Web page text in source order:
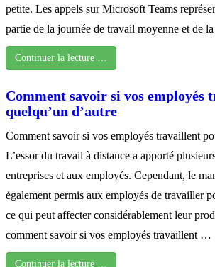
petite. Les appels sur Microsoft Teams
partie de la journée de travail moyenne et de
Continuer la lecture …
Comment savoir si vos employés
quelqu’un d’autre
Comment savoir si vos employés travaillent
L’essor du travail à distance a apporté
entreprises et aux employés. Cependant, le
également permis aux employés de travailler
ce qui peut affecter considérablement leur
comment savoir si vos employés travaillent …
Continuer la lecture …